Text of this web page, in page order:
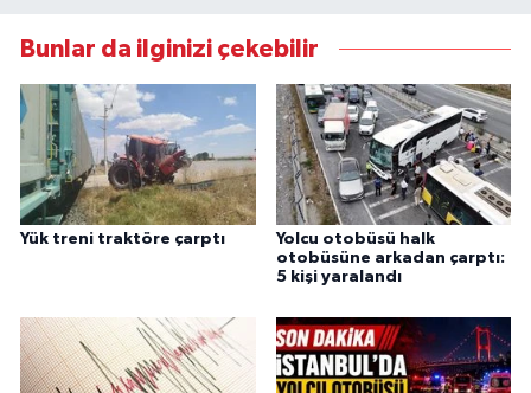
Bunlar da ilginizi çekebilir
Yük treni traktöre çarptı
Yolcu otobüsü halk
otobüsüne arkadan çarptı:
5 kişi yaralandı